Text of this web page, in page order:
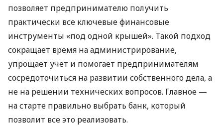
позволяет предпринимателю получить
практически все ключевые финансовые
инструменты «под одной крышей». Такой подход
сокращает время на администрирование,
упрощает учет и помогает предпринимателям
сосредоточиться на развитии собственного дела, а
не на решении технических вопросов. Главное —
на старте правильно выбрать банк, который
позволит все это реализовать.